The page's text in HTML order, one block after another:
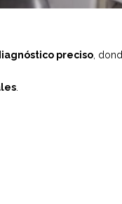
preciso ,